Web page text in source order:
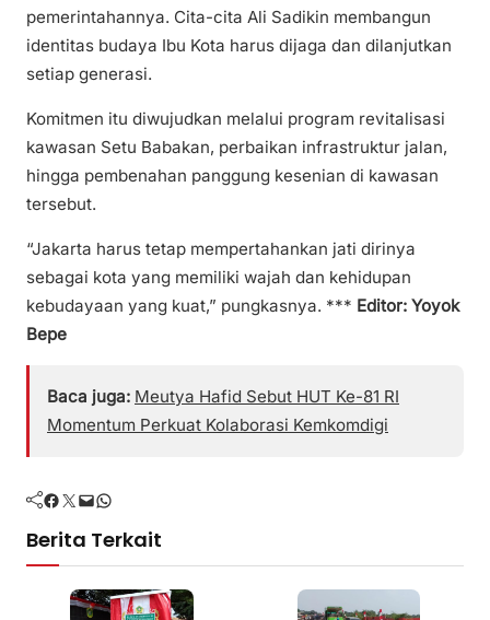
pemerintahannya. Cita-cita Ali Sadikin membangun
identitas budaya Ibu Kota harus dijaga dan dilanjutkan
setiap generasi.
Komitmen itu diwujudkan melalui program revitalisasi
kawasan Setu Babakan, perbaikan infrastruktur jalan,
hingga pembenahan panggung kesenian di kawasan
tersebut.
“Jakarta harus tetap mempertahankan jati dirinya
sebagai kota yang memiliki wajah dan kehidupan
kebudayaan yang kuat,” pungkasnya. *** Editor: Yoyok
Bepe
Baca juga: Meutya Hafid Sebut HUT Ke-81 RI
Momentum Perkuat Kolaborasi Kemkomdigi
Facebook Twitter Mail WhatsApp
Berita Terkait